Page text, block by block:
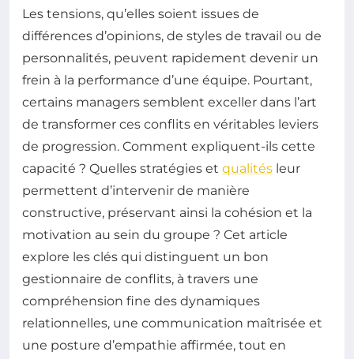
Les tensions, qu’elles soient issues de
différences d’opinions, de styles de travail ou de
personnalités, peuvent rapidement devenir un
frein à la performance d’une équipe. Pourtant,
certains managers semblent exceller dans l’art
de transformer ces conflits en véritables leviers
de progression. Comment expliquent-ils cette
capacité ? Quelles stratégies et qualités leur
permettent d’intervenir de manière
constructive, préservant ainsi la cohésion et la
motivation au sein du groupe ? Cet article
explore les clés qui distinguent un bon
gestionnaire de conflits, à travers une
compréhension fine des dynamiques
relationnelles, une communication maîtrisée et
une posture d’empathie affirmée, tout en